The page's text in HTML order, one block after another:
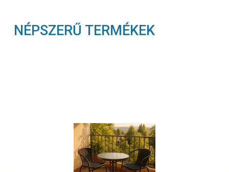
NÉPSZERŰ TERMÉKEK